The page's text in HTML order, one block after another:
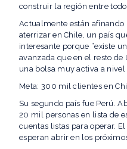
construir la región entre
Actualmente están
aterrizar en Chile, un país
interesante porque “existe
avanzada que en el resto
una bolsa muy activa a nivel
Meta: 300 mil clientes en
Su segundo país fue Perú.
20 mil personas en lista de
cuentas listas para operar.
esperan abrir en los